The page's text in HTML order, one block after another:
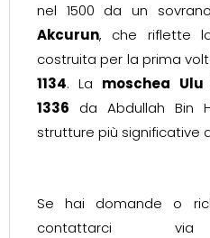
nel 1500 da un
Akcurun, che riflette
costruita per la prima
1134. La moschea
1336 da Abdullah Bin
strutture più significative
Se hai domande o
contattarci